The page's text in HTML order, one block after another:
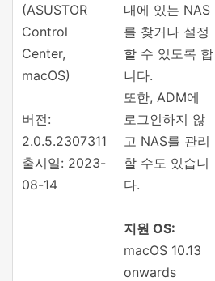
(ASUSTOR
Control
Center,
macOS)
버전:
2.0.5.2307311
출시일: 2023-
08-14
내에 있는 NAS
를 찾거나 설정
할 수 있도록 합
니다.
또한, ADM에
로그인하지 않
고 NAS를 관리
할 수도 있습니
다.
지원 OS:
macOS 10.13
onwards